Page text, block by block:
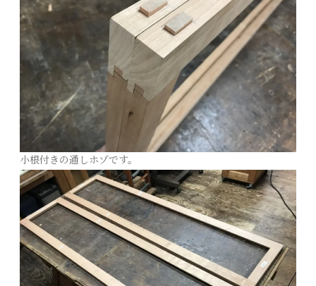
小根付きの通しホゾです。